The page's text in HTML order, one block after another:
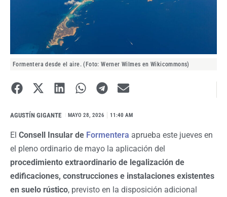
Formentera desde el aire. (Foto: Werner Wilmes en Wikicommons)
AGUSTÍN GIGANTE MAYO 28, 2026 11:40 AM
El Consell Insular de Formentera aprueba este jueves en
el pleno ordinario de mayo la aplicación del
procedimiento extraordinario de legalización de
edificaciones, construcciones e instalaciones existentes
en suelo rústico, previsto en la disposición adicional